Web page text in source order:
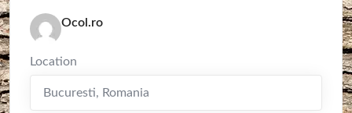
Ocol.ro
Location
Bucuresti, Romania